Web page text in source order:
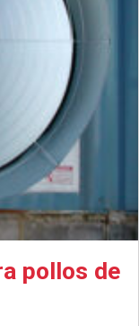
pollos de